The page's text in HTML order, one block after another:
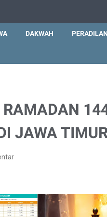
DAKWAH PERADILAN
JAWA